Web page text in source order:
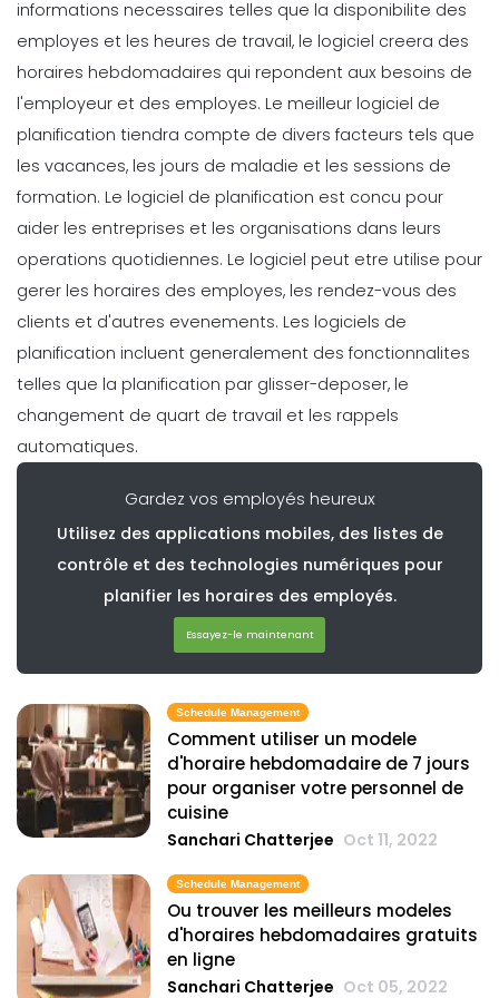
Michelle Jaco Oct 12, 2020
Fonctionnalites incontournables
pour un bon restaurant Business
Scheduling App
Michelle Jaco Oct 12, 2020
5 Avantages de la mise en oeuvre
d'une application de planification
d'entreprise
Michelle Jaco Oct 12, 2020
Scheduling
3 conseils pour creer un horaire de
6 Etapes simples pour creer un
horaire de travail des employes
Michelle Jaco Oct 12, 2020
Scheduling
5 Regles a suivre pour perfectionner
l'horaire de vos employes
Michelle Jaco Oct 12, 2020
Les outils de planification des
Michelle Jaco Oct 12, 2020
informations necessaires telles que la disponibilite des
employes et les heures de travail, le logiciel creera des
horaires hebdomadaires qui repondent aux besoins de
l'employeur et des employes. Le meilleur logiciel de
planification tiendra compte de divers facteurs tels que
les vacances, les jours de maladie et les sessions de
formation. Le logiciel de planification est concu pour
aider les entreprises et les organisations dans leurs
operations quotidiennes. Le logiciel peut etre utilise pour
gerer les horaires des employes, les rendez-vous des
clients et d'autres evenements. Les logiciels de
planification incluent generalement des fonctionnalites
telles que la planification par glisser-deposer, le
changement de quart de travail et les rappels
automatiques.
Gardez vos employés heureux
Utilisez des applications mobiles, des listes de
contrôle et des technologies numériques pour
planifier les horaires des employés.
Essayez-le maintenant
Schedule Management
Comment utiliser un modele
d'horaire hebdomadaire de 7 jours
pour organiser votre personnel de
cuisine
Sanchari Chatterjee Oct 11, 2022
Schedule Management
Ou trouver les meilleurs modeles
d'horaires hebdomadaires gratuits
en ligne
Sanchari Chatterjee Oct 05, 2022